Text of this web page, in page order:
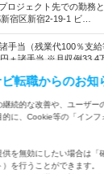
ロジェクト先での勤務
宿区新宿2-19-1 ビ…
手当（残業代100％支
円＋諸手当 ※月収例33.4
Web制作など、あなた
員デビューしたい方も
験半年以上（分野不問
転職からのお知
続的な改善や、ユーザー
に、Cookie等の「インフ
を無効にしたい場合は「
を行うことができます。